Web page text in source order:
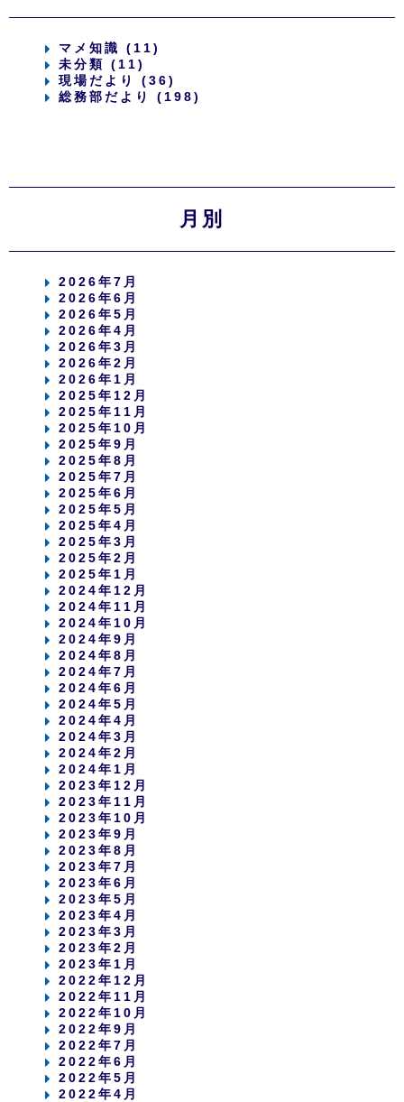
マメ知識 (11)
未分類 (11)
現場だより (36)
総務部だより (198)
月別
2026年7月
2026年6月
2026年5月
2026年4月
2026年3月
2026年2月
2026年1月
2025年12月
2025年11月
2025年10月
2025年9月
2025年8月
2025年7月
2025年6月
2025年5月
2025年4月
2025年3月
2025年2月
2025年1月
2024年12月
2024年11月
2024年10月
2024年9月
2024年8月
2024年7月
2024年6月
2024年5月
2024年4月
2024年3月
2024年2月
2024年1月
2023年12月
2023年11月
2023年10月
2023年9月
2023年8月
2023年7月
2023年6月
2023年5月
2023年4月
2023年3月
2023年2月
2023年1月
2022年12月
2022年11月
2022年10月
2022年9月
2022年7月
2022年6月
2022年5月
2022年4月